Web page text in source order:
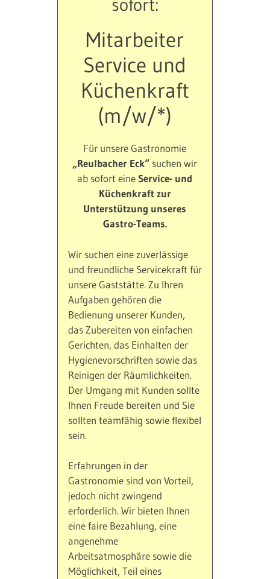
sofort:
Mitarbeiter
Service und
Küchenkraft
(m/w/*)
Für unsere Gastronomie
„Reulbacher Eck“ suchen wir
ab sofort eineService- und
Küchenkraft zur
Unterstützung unseres
Gastro-Teams.
Wir suchen eine zuverlässige
und freundliche Servicekraft für
unsere Gaststätte. Zu Ihren
Aufgaben gehören die
Bedienung unserer Kunden,
das Zubereiten von einfachen
Gerichten, das Einhalten der
Hygienevorschriften sowie das
Reinigen der Räumlichkeiten.
Der Umgang mit Kunden sollte
Ihnen Freude bereiten und Sie
sollten teamfähig sowie flexibel
sein.
Erfahrungen in der
Gastronomie sind von Vorteil,
jedoch nicht zwingend
erforderlich. Wir bieten Ihnen
eine faire Bezahlung, eine
angenehme
Arbeitsatmosphäre sowie die
Möglichkeit, Teil eines